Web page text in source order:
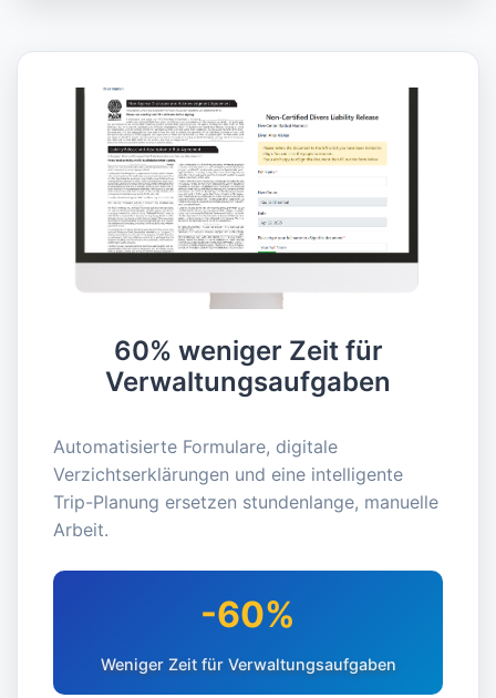
60% weniger Zeit für
Verwaltungsaufgaben
Automatisierte Formulare, digitale
Verzichtserklärungen und eine intelligente
Trip-Planung ersetzen stundenlange, manuelle
Arbeit.
-60%
Weniger Zeit für Verwaltungsaufgaben